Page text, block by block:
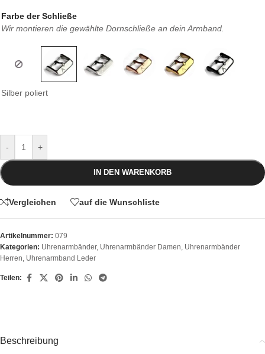
Farbe der Schließe
Wir montieren die gewählte Dornschließe an dein Armband.
Silber poliert
- +
IN DEN WARENKORB
Vergleichen auf die Wunschliste
Artikelnummer: 079
Kategorien: Uhrenarmbänder, Uhrenarmbänder Damen, Uhrenarmbänder
Herren, Uhrenarmband Leder
Teilen:
Beschreibung